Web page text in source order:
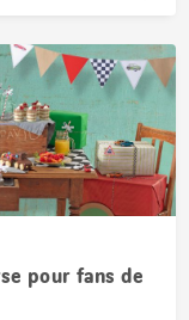
pour fans de